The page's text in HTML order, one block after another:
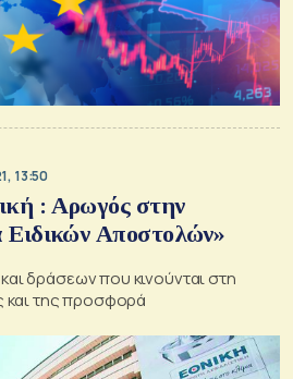
13:50
: Αρωγός στην
Αποστολών»
δράσεων που κινούνται στη
και της προσφορά